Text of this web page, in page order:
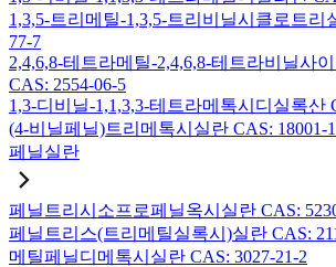
1,3,5-트리메틸-1,3,5-트리비닐시클로트리
77-7
2,4,6,8-테트라메틸-2,4,6,8-테트라비닐사
CAS: 2554-06-5
1,3-디비닐-1,1,3,3-테트라메톡시디실록산
(4-비닐페닐)트리메톡시실란 CAS: 18001-
페닐실란
페닐트리시소프로페닐옥시실란 CAS:
페닐트리스(트리메틸실록시)실란 CAS:
메틸페닐디메톡시실란 CAS: 3027-21-2